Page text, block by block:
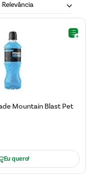
Relevância
Mountain Blast Pet
Eu quero!